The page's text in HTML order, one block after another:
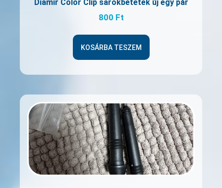
Diamir Color Clip sarokbetétek új egy pár
800 Ft
KOSÁRBA TESZEM